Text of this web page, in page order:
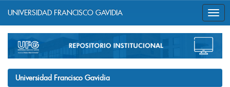
navigation
UNIVERSIDAD FRANCISCO GAVIDIA
Universidad Francisco Gavidia